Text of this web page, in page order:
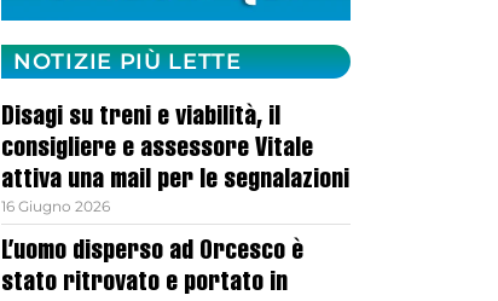
NOTIZIE PIÙ LETTE
Disagi su treni e viabilità, il
consigliere e assessore Vitale
attiva una mail per le segnalazioni
16 Giugno 2026
L’uomo disperso ad Orcesco è
stato ritrovato e portato in